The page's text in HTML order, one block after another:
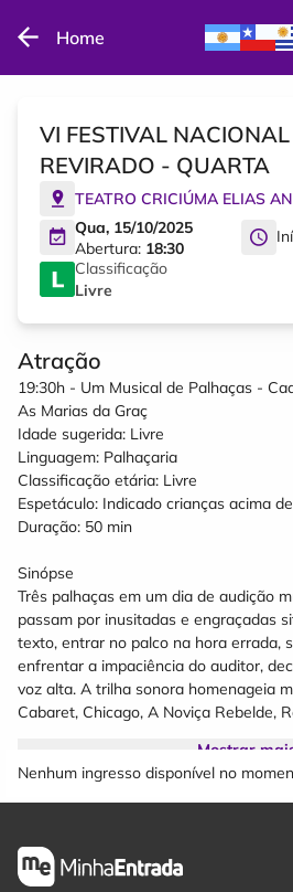
Home
VI FESTIVAL
REVIRADO - QUARTA
TEATRO CRICIÚMA ELIAS
Qua, 15/10/2025
Abertura: 18:30
Classificação
Livre
Atração
19:30h - Um Musical de Palhaças -
As Marias da Graç
Idade sugerida: Livre
Linguagem: Palhaçaria
Classificação etária: Livre
Espetáculo: Indicado crianças acima
Duração: 50 min
Sinópse
Três palhaças em um dia de audição
passam por inusitadas e engraçadas
texto, entrar no palco na hora errada,
enfrentar a impaciência do auditor,
voz alta. A trilha sonora homenageia
Cabaret, Chicago, A Noviça Rebelde,
Mostrar
Nenhum ingresso disponível no